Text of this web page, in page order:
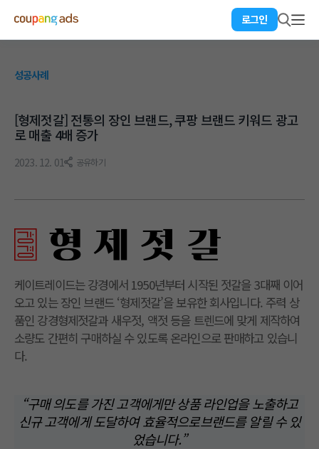
로그인
성공사례
[형제젓갈] 전통의 장인 브랜드, 쿠팡 브랜드 키워드 광고
로 매출 4배 증가
2023. 12. 01 공유하기
케이트레이드는 강경에서 1950년부터 시작된 젓갈을 3대째 이어
오고 있는 장인 브랜드 ‘형제젓갈’을 보유한 회사입니다. 주력 상
품인 강경형제젓갈과 새우젓, 액젓 등을 트렌드에 맞게 제작하여
소량도 간편히 구매하실 수 있도록 온라인으로 판매하고 있습니
다.
“구매 의도를 가진 고객에게만 상품 라인업을 노출하고
신규 고객에게 도달하여 효율적으로브랜드를 알릴 수 있
었습니다.”